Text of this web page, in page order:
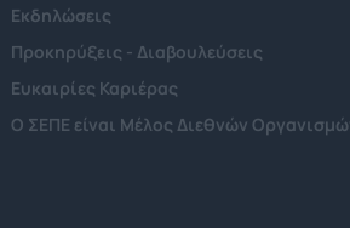
Εκδηλώσεις
Προκηρύξεις - Διαβουλεύσεις
Ευκαιρίες Καριέρας
Ο ΣΕΠΕ είναι Μέλος Διεθνών